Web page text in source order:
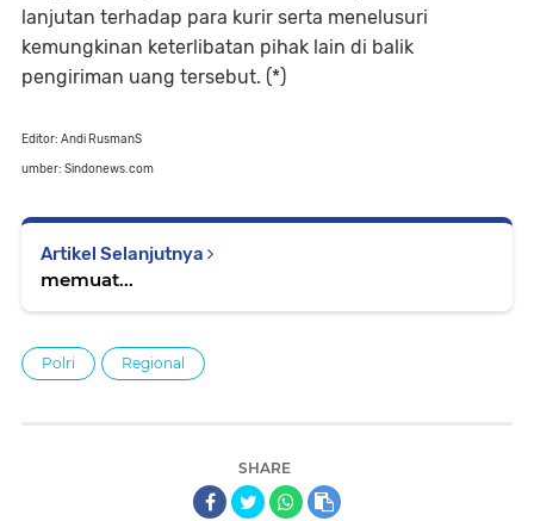
lanjutan terhadap para kurir serta menelusuri
kemungkinan keterlibatan pihak lain di balik
pengiriman uang tersebut. (*)
Editor: Andi RusmanS
umber: Sindonews.com
Artikel Selanjutnya
memuat...
Polri Regional
SHARE